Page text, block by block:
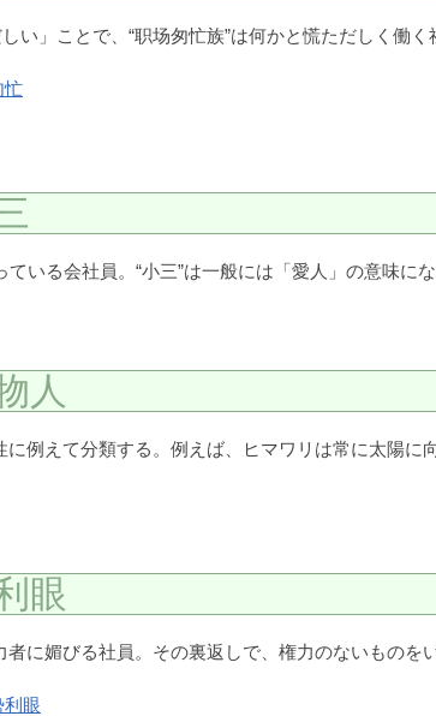
い」ことで、“职场匆忙族”は何かと慌ただしく働く
忙
ている会社員。“小三”は一般には「愛人」の意味に
人
に例えて分類する。例えば、ヒマワリは常に太陽に
眼
者に媚びる社員。その裏返しで、権力のないものを
利眼